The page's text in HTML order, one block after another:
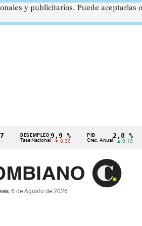
Tasa Nacional
9,9 %
▼ 0.30
PIB
Crec. Anual
2,8 %
▲ 0.10
TRM
Tasa
, 6 de Agosto de 2026
y publicitarios. Puede aceptarlas